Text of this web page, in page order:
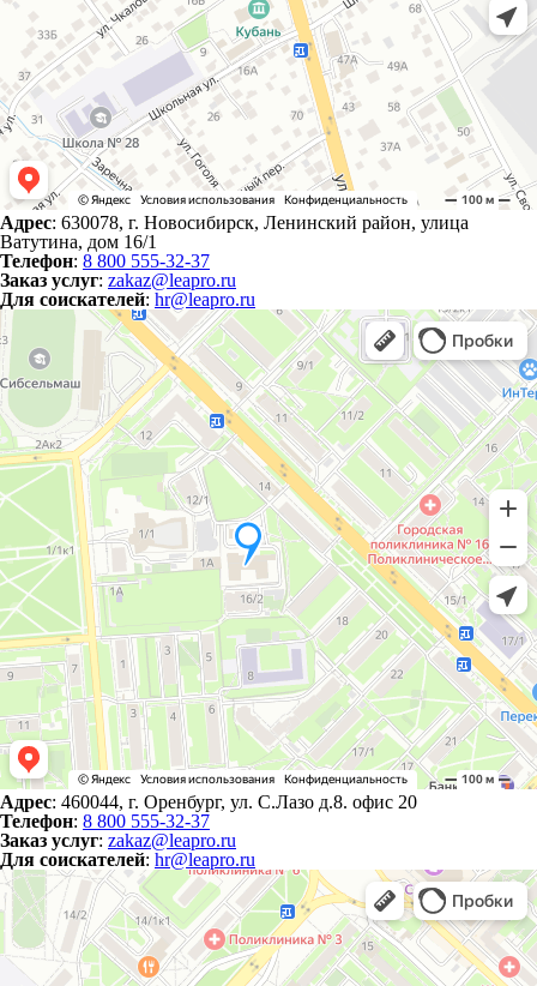
Адрес: 630078, г. Новосибирск, Ленинский район, улица
Ватутина, дом 16/1
Телефон: 8 800 555-32-37
Заказ услуг: zakaz@leapro.ru
Для соискателей: hr@leapro.ru
Адрес: 460044, г. Оренбург, ул. С.Лазо д.8. офис 20
Телефон: 8 800 555-32-37
Заказ услуг: zakaz@leapro.ru
Для соискателей: hr@leapro.ru